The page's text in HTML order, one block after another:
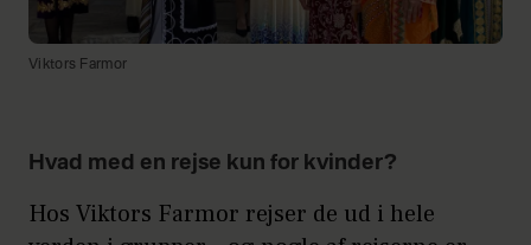
Viktors Farmor
Hvad med en rejse kun for kvinder?
Hos Viktors Farmor rejser de ud i hele